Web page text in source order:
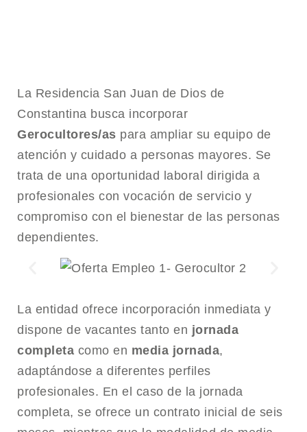
La Residencia San Juan de Dios de
Constantina busca incorporar
Gerocultores/as para ampliar su equipo de
atención y cuidado a personas mayores. Se
trata de una oportunidad laboral dirigida a
profesionales con vocación de servicio y
compromiso con el bienestar de las personas
dependientes.
La entidad ofrece incorporación inmediata y
dispone de vacantes tanto en jornada
completa como en media jornada,
adaptándose a diferentes perfiles
profesionales. En el caso de la jornada
completa, se ofrece un contrato inicial de seis